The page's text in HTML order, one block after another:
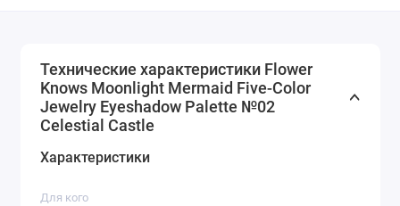
Технические характеристики Flower
Knows Moonlight Mermaid Five-Color
Jewelry Eyeshadow Palette №02
Celestial Castle
Характеристики
Для кого